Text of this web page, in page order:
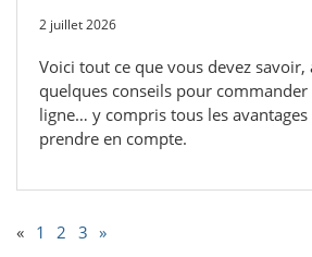
2 juillet 2026
Voici tout ce que vous devez savoir,
quelques conseils pour
ligne… y compris tous les
prendre en compte.
« 1 2 3 »